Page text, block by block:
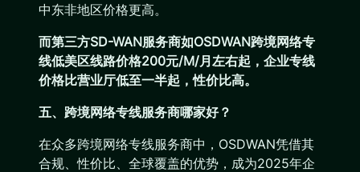
中东非地区价格更高。
而第三方SD-WAN服务商如OSDWAN跨境网络专
线低美区线路价格200元/M/月左右起，企业专线
价格比营业厅低至一半起，性价比高。
五、跨境网络专线服务商哪家好？
在众多跨境网络专线服务商中，OSDWAN凭借其
合规、性价比、全球覆盖的优势，成为2025年企